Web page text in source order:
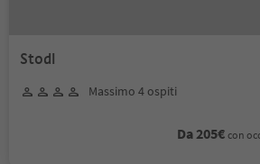
Stodl
Massimo 4 ospiti
Da 205€ con